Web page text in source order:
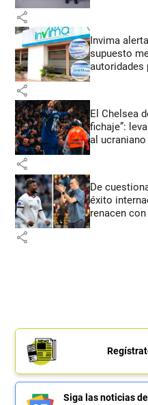
share
Invima
supuesto
autoridades
share
El Chelsea
fichaje”:
al
share
De
éxito
renacen
share
Siga las noticias